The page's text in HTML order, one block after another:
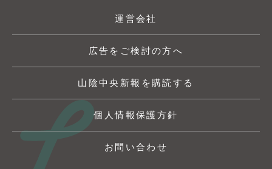
運営会社
広告をご検討の方へ
山陰中央新報を購読する
個人情報保護方針
お問い合わせ